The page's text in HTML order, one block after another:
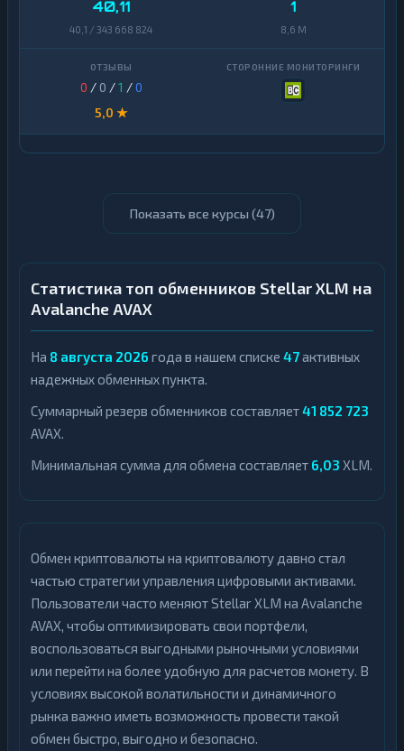
40,11
40,1 / 343 668 824
1
8,6 M
0 / 0 /1 /0
5,0 ★
Показать все курсы (47)
Статистика топ обменников Stellar XLM на
Avalanche AVAX
На 8 августа 2026 года в нашем списке 47активных
надежных обменных пункта.
Суммарный резерв обменников составляет41 852 723
AVAX.
Минимальная сумма для обмена составляет 6,03 XLM.
Обмен криптовалюты на криптовалюту давно стал
частью стратегии управления цифровыми активами.
Пользователи часто меняют Stellar XLM на Avalanche
AVAX, чтобы оптимизировать свои портфели,
воспользоваться выгодными рыночными условиями
или перейти на более удобную для расчетов монету. В
условиях высокой волатильности и динамичного
рынка важно иметь возможность провести такой
обмен быстро, выгодно и безопасно.